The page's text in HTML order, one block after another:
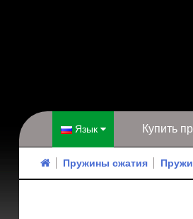
Купить
Язык
Пружины сжатия